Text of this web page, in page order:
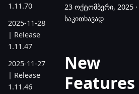
1.11.70
2025-11-28
| Release
1.11.47
2025-11-27
| Release
1.11.46
23 ოქტომბერი, 2025 ·
საკითხავად
New
Features